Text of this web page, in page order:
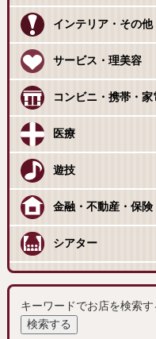
インテリア・その他
サービス・理美容
コンビニ・携帯・家
医療
遊技
金融・不動産・保険
シアター
キーワードでお店を検索す